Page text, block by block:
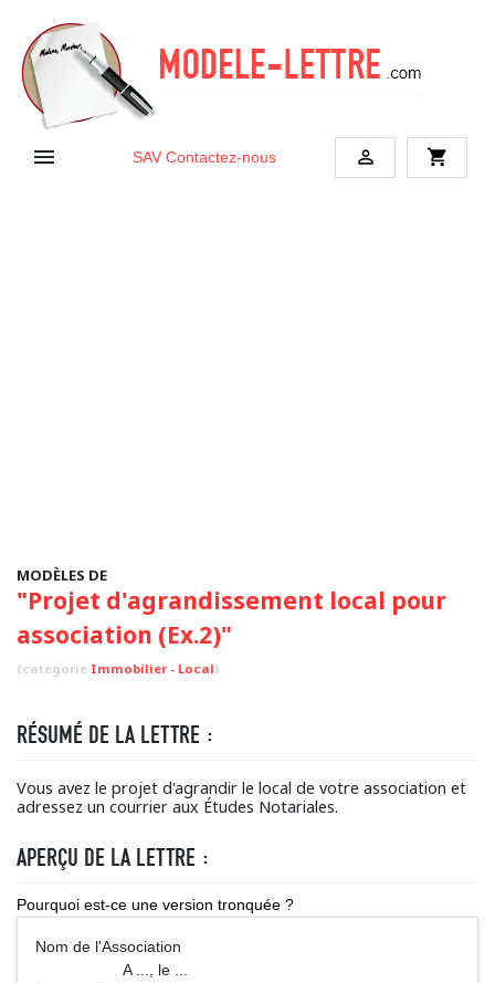
 SAV Contactez-nous  shopping_cart
MODÈLES DE
"Projet d'agrandissement local pour
association (Ex.2)"
(categorie Immobilier - Local)
RÉSUMÉ DE LA LETTRE :
Vous avez le projet d'agrandir le local de votre association et
adressez un courrier aux Études Notariales.
APERÇU DE LA LETTRE :
Pourquoi est-ce une version tronquée ?
Nom de l'Association
A ..., le ...